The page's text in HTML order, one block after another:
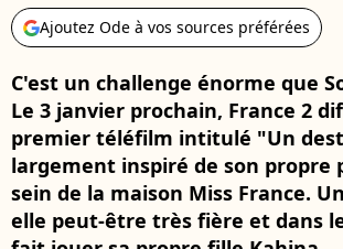
Ajoutez Ode à vos sources préférées
C'est un challenge énorme que
Le 3 janvier prochain, France 2
premier téléfilm intitulé "Un
largement inspiré de son propre
sein de la maison Miss France.
elle peut-être très fière et dans